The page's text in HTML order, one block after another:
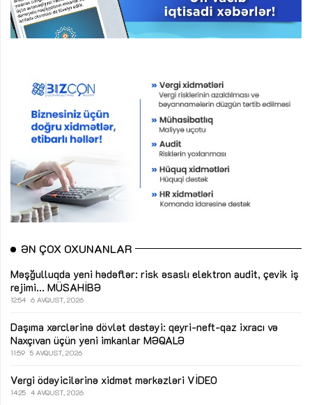
ƏN ÇOX OXUNANLAR
Məşğulluqda yeni hədəflər: risk əsaslı elektron audit, çevik iş
rejimi... MÜSAHİBƏ
12:54 6 AVQUST, 2026
Daşıma xərclərinə dövlət dəstəyi: qeyri-neft-qaz ixracı və
Naxçıvan üçün yeni imkanlar MƏQALƏ
11:59 5 AVQUST, 2026
Vergi ödəyicilərinə xidmət mərkəzləri VİDEO
14:25 4 AVQUST, 2026